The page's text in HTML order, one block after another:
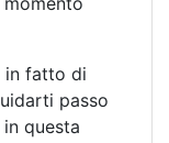
in fatto di
passo
questa